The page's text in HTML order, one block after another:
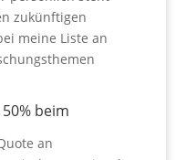
zukünftigen
meine Liste an
beim
an